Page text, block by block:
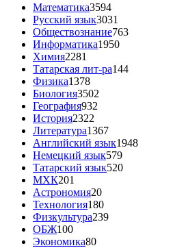
Математика3594
Русский язык3031
Обществознание763
Информатика1950
Химия2281
Татарская лит-ра144
Физика1378
Биология3502
География932
История2322
Литература1367
Английский язык1948
Немецкий язык579
Татарский язык520
МХК201
Астрономия20
Технология180
Физкультура239
ОБЖ100
Экономика80